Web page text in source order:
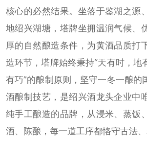
核心的必然结果。坐落于鉴湖之源
地绍兴湖塘，塔牌坐拥温润气候、
厚的自然酿造条件，为黄酒品质打
造环节，塔牌始终秉持“天有时，地
有巧”的酿制原则，坚守一冬一酿的
酒酿制技艺，是绍兴酒龙头企业中
纯手工酿造的品牌，从浸米、蒸饭
酒、陈酿，每一道工序都恪守古法、